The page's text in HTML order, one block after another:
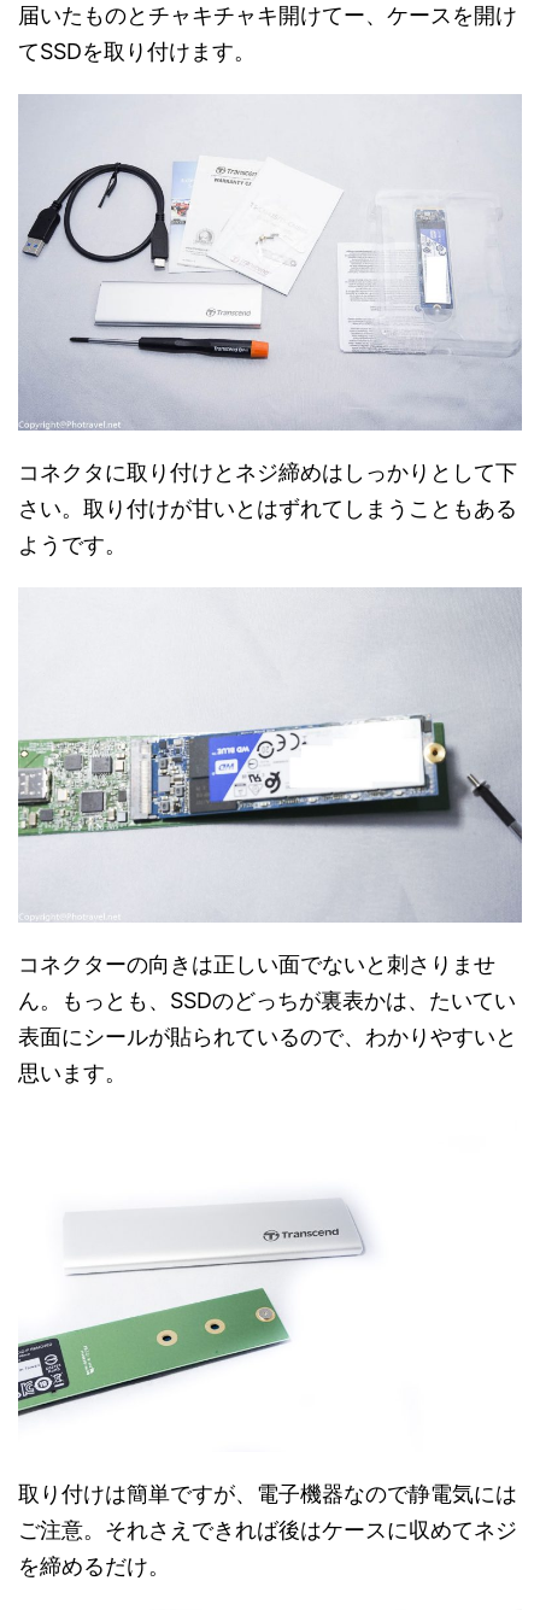
届いたものとチャキチャキ開けてー、ケースを開け
てSSDを取り付けます。
コネクタに取り付けとネジ締めはしっかりとして下
さい。取り付けが甘いとはずれてしまうこともある
ようです。
コネクターの向きは正しい面でないと刺さりませ
ん。もっとも、SSDのどっちが裏表かは、たいてい
表面にシールが貼られているので、わかりやすいと
思います。
取り付けは簡単ですが、電子機器なので静電気には
ご注意。それさえできれば後はケースに収めてネジ
を締めるだけ。